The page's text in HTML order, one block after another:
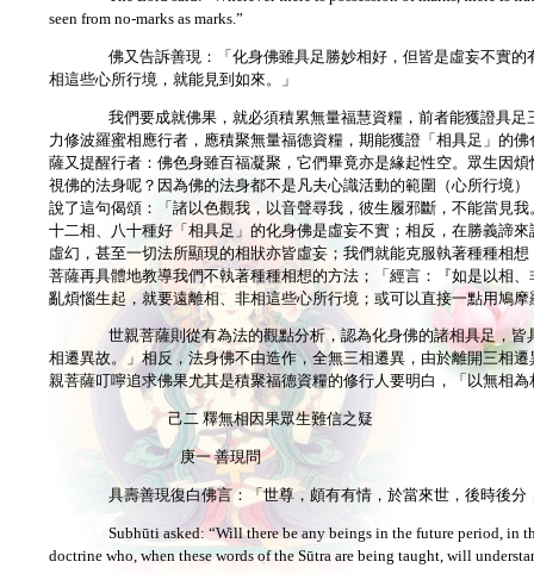
seen from no-marks as marks.”
佛又告訴善現：「化身佛雖具足勝妙相好，但皆是虛妄不實
相這些心所行境，就能見到如來。」
我們要成就佛果，就必須積累無量福慧資糧，前者能獲證具
力修波羅蜜相應行者，應積聚無量福德資糧，期能獲證「相具足」的
薩又提醒行者：佛色身雖百福凝聚，它們畢竟亦是緣起性空。眾生因
視佛的法身呢？因為佛的法身都不是凡夫心識活動的範圍（心所行境
說了這句偈頌：「諸以色觀我，以音聲尋我，彼生履邪斷，不能當見
十二相、八十種好「相具足」的化身佛是虛妄不實；相反，在勝義諦
虛幻，甚至一切法所顯現的相狀亦皆虛妄；我們就能克服執著種種相
菩薩再具體地教導我們不執著種種相想的方法；「經言：『如是以相
亂煩惱生起，就要遠離相、非相這些心所行境；或可以直接一點用鳩
世親菩薩則從有為法的觀點分析，認為化身佛的諸相具足，
相遷異故。」相反，法身佛不由造作，全無三相遷異，由於離開三相
親菩薩叮嚀追求佛果尤其是積聚福德資糧的修行人要明白，「以無相
己二 釋無相因果眾生難信之疑
庚一 善現問
具壽善現復白佛言：「世尊，頗有有情，於當來世，後時後
Subhūti asked: “Will there be any beings in the future period, in
doctrine who, when these words of the Sūtra are being taught, will